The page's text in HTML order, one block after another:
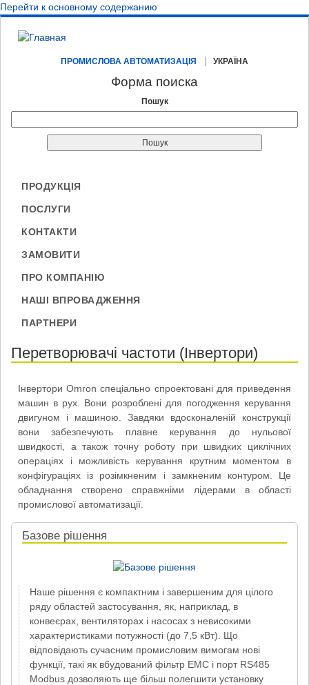
Перейти к основному содержанию
ПРОМИСЛОВА АВТОМАТИЗАЦІЯ УКРАЇНА
Форма поиска
Пошук
ПРОДУКЦІЯ
ПОСЛУГИ
КОНТАКТИ
ЗАМОВИТИ
ПРО КОМПАНІЮ
НАШІ ВПРОВАДЖЕННЯ
ПАРТНЕРИ
Перетворювачі частоти (Інвертори)
Інвертори Omron спеціально спроектовані для приведення
машин в рух. Вони розроблені для погодження керування
двигуном і машиною. Завдяки вдосконаленій конструкції
вони забезпечують плавне керування до нульової
швидкості, а також точну роботу при швидких циклічних
операціях і можливість керування крутним моментом в
конфігураціях із розімкненим і замкненим контуром. Це
обладнання створено справжніми лідерами в області
промислової автоматизації.
Базове рішення
Наше рішення є компактним і завершеним для цілого
ряду областей застосування, як, наприклад, в
конвеєрах, вентиляторах і насосах з невисокими
характеристиками потужності (до 7,5 кВт). Що
відповідають сучасним промисловим вимогам нові
функції, такі як вбудований фільтр ЕMC і порт RS485
Modbus дозволяють ще більш полегшити установку